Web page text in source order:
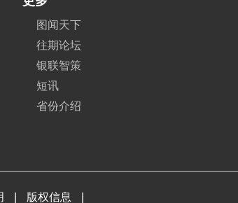
图闻天下
往期论坛
银联智策
短讯
省份介绍
版权信息